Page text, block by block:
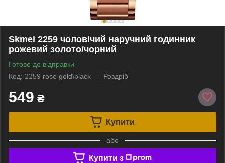
Skmei 2259 чоловічий наручний годинник
рожевий золото/чорний
Готово до відправки
Код: 2259 rose gold\black
Роздріб
549 ₴
Купити
або
Купити з